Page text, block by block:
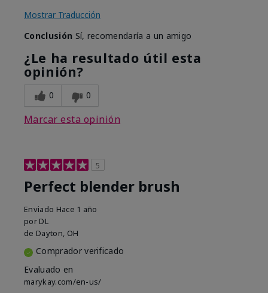
Mostrar Traducción
Conclusión Sí, recomendaría a un amigo
¿Le ha resultado útil esta
opinión?
0 0
Marcar esta opinión
5
Perfect blender brush
Enviado Hace 1 año
por DL
de Dayton, OH
Comprador verificado
Evaluado en
marykay.com/en-us/